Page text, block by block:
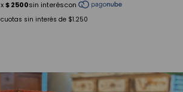
cuotas sin interés de $1.250